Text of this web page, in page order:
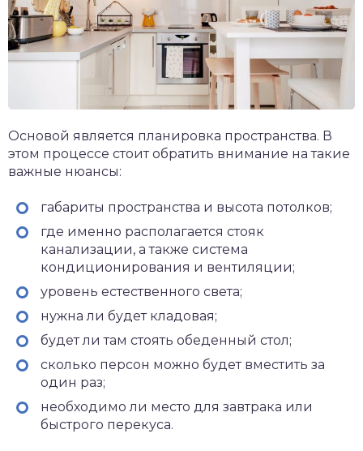
Основой является планировка пространства. В
этом процессе стоит обратить внимание на такие
важные нюансы:
габариты пространства и высота потолков;
где именно располагается стояк
канализации, а также система
кондиционирования и вентиляции;
уровень естественного света;
нужна ли будет кладовая;
будет ли там стоять обеденный стол;
сколько персон можно будет вместить за
один раз;
необходимо ли место для завтрака или
быстрого перекуса.